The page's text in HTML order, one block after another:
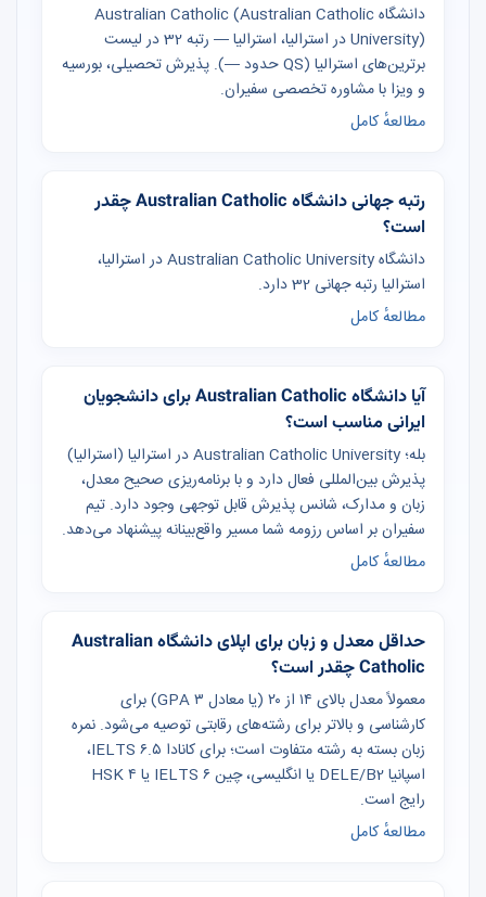
دانشگاه Australian Catholic (Australian Catholic
University) در استرالیا، استرالیا — رتبه 32 در لیست
برترین‌های استرالیا (QS حدود —). پذیرش تحصیلی، بورسیه
و ویزا با مشاوره تخصصی سفیران.
مطالعهٔ کامل
رتبه جهانی دانشگاه Australian Catholic چقدر
است؟
دانشگاه Australian Catholic University در استرالیا،
استرالیا رتبه جهانی 32 دارد.
مطالعهٔ کامل
آیا دانشگاه Australian Catholic برای دانشجویان
ایرانی مناسب است؟
بله؛ Australian Catholic University در استرالیا (استرالیا)
پذیرش بین‌المللی فعال دارد و با برنامه‌ریزی صحیح معدل،
زبان و مدارک، شانس پذیرش قابل توجهی وجود دارد. تیم
سفیران بر اساس رزومه شما مسیر واقع‌بینانه پیشنهاد می‌دهد.
مطالعهٔ کامل
حداقل معدل و زبان برای اپلای دانشگاه Australian
Catholic چقدر است؟
معمولاً معدل بالای ۱۴ از ۲۰ (یا معادل GPA ۳) برای
کارشناسی و بالاتر برای رشته‌های رقابتی توصیه می‌شود. نمره
زبان بسته به رشته متفاوت است؛ برای کانادا IELTS ۶.۵،
اسپانیا DELE/B2 یا انگلیسی، چین IELTS ۶ یا HSK ۴
رایج است.
مطالعهٔ کامل